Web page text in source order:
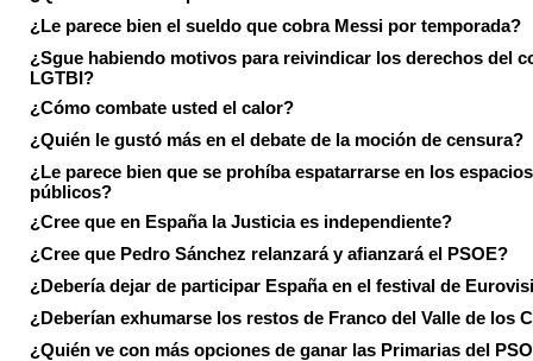
¿Le parece bien el sueldo que cobra Messi por temporada?
¿Sgue habiendo motivos para reivindicar los derechos del
LGTBI?
¿Cómo combate usted el calor?
¿Quién le gustó más en el debate de la moción de censura?
¿Le parece bien que se prohíba espatarrarse en los espacios
públicos?
¿Cree que en España la Justicia es independiente?
¿Cree que Pedro Sánchez relanzará y afianzará el PSOE?
¿Debería dejar de participar España en el festival de
¿Deberían exhumarse los restos de Franco del Valle de los
¿Quién ve con más opciones de ganar las Primarias del